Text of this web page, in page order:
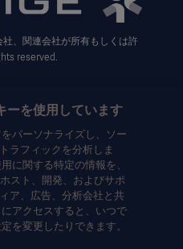
スト（英語）
、関連会社が所有もしくは許
reserved.
報提供のみを目的としているた
ルまたは医療アドバイスの代
ん。ゲティンゲは、この資料に
為または不作為に対しても、一
ご使用になられる場合は、ご
い。
ーを使用しています
パーソナライズし、ソー
ラフィックを分析しま
に関する特定の情報を、
スト、開発、およびサポ
ア、広告、分析会社と共
アクセスすると、いつで
を変更したりできます。